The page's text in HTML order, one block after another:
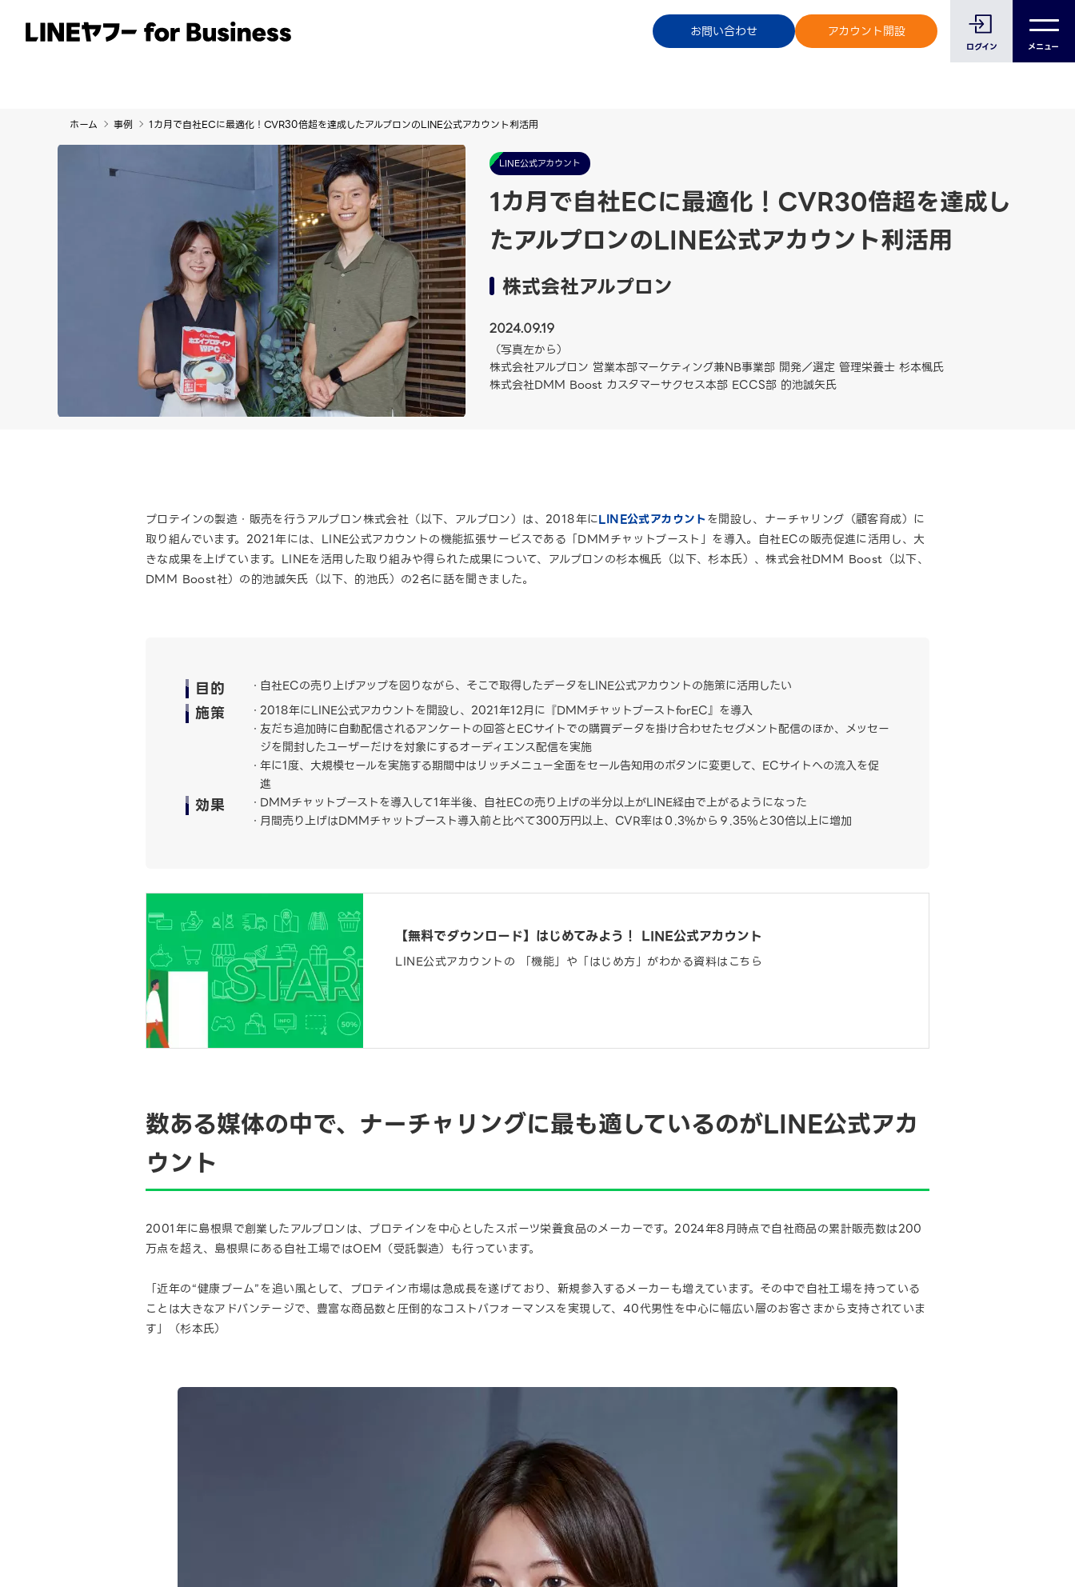
お問い合わせ アカウント開設
ログイン メニュー
サービス 事例 イベント・セミナー ご利用中のお客様へ
ホーム 事例 1カ月で自社ECに最適化！CVR30倍超を達成したアルプロンのLINE公式アカウント利活用
LINE公式アカウント
1カ月で自社ECに最適化！CVR30倍超を達成し
たアルプロンのLINE公式アカウント利活用
株式会社アルプロン
2024.09.19
（写真左から）
株式会社アルプロン 営業本部マーケティング兼NB事業部 開発／選定 管理栄養士 杉本楓氏
株式会社DMM Boost カスタマーサクセス本部 ECCS部 的池誠矢氏
プロテインの製造・販売を行うアルプロン株式会社（以下、アルプロン）は、2018年にLINE公式アカウントを開設し、ナーチャリング（顧客育成）に
取り組んでいます。2021年には、LINE公式アカウントの機能拡張サービスである「DMMチャットブースト」を導入。自社ECの販売促進に活用し、大
きな成果を上げています。LINEを活用した取り組みや得られた成果について、アルプロンの杉本楓氏（以下、杉本氏）、株式会社DMM Boost（以下、
DMM Boost社）の的池誠矢氏（以下、的池氏）の2名に話を聞きました。
目的 自社ECの売り上げアップを図りながら、そこで取得したデータをLINE公式アカウントの施策に活用したい
施策
2018年にLINE公式アカウントを開設し、2021年12月に『DMMチャットブーストforEC』を導入
友だち追加時に自動配信されるアンケートの回答とECサイトでの購買データを掛け合わせたセグメント配信のほか、メッセー
ジを開封したユーザーだけを対象にするオーディエンス配信を実施
年に1度、大規模セールを実施する期間中はリッチメニュー全面をセール告知用のボタンに変更して、ECサイトへの流入を促
進
効果
DMMチャットブーストを導入して1年半後、自社ECの売り上げの半分以上がLINE経由で上がるようになった
月間売り上げはDMMチャットブースト導入前と比べて300万円以上、CVR率は０.3%から９.35%と30倍以上に増加
【無料でダウンロード】はじめてみよう！ LINE公式アカウント
LINE公式アカウントの 「機能」や「はじめ方」がわかる資料はこちら
数ある媒体の中で、ナーチャリングに最も適しているのがLINE公式アカ
ウント
2001年に島根県で創業したアルプロンは、プロテインを中心としたスポーツ栄養食品のメーカーです。2024年8月時点で自社商品の累計販売数は200
万点を超え、島根県にある自社工場ではOEM（受託製造）も行っています。
「近年の“健康ブーム”を追い風として、プロテイン市場は急成長を遂げており、新規参入するメーカーも増えています。その中で自社工場を持っている
ことは大きなアドバンテージで、豊富な商品数と圧倒的なコストパフォーマンスを実現して、40代男性を中心に幅広い層のお客さまから支持されていま
す」（杉本氏）